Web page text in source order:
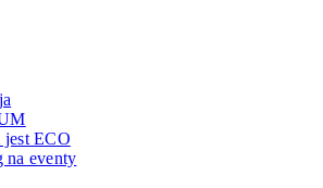
jest ECO
na eventy